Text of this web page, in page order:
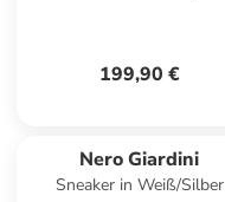
199,90 €
Nero Giardini
Sneaker in Weiß/Silber